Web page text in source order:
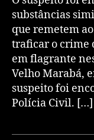
substâncias
que remetem
traficar o crime
em flagrante
Velho Marabá,
suspeito foi
Polícia Civil. […]